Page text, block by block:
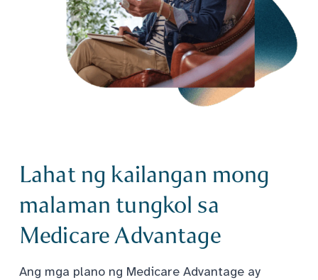
Lahat ng kailangan mong
malaman tungkol sa
Medicare Advantage
Ang mga plano ng Medicare Advantage ay